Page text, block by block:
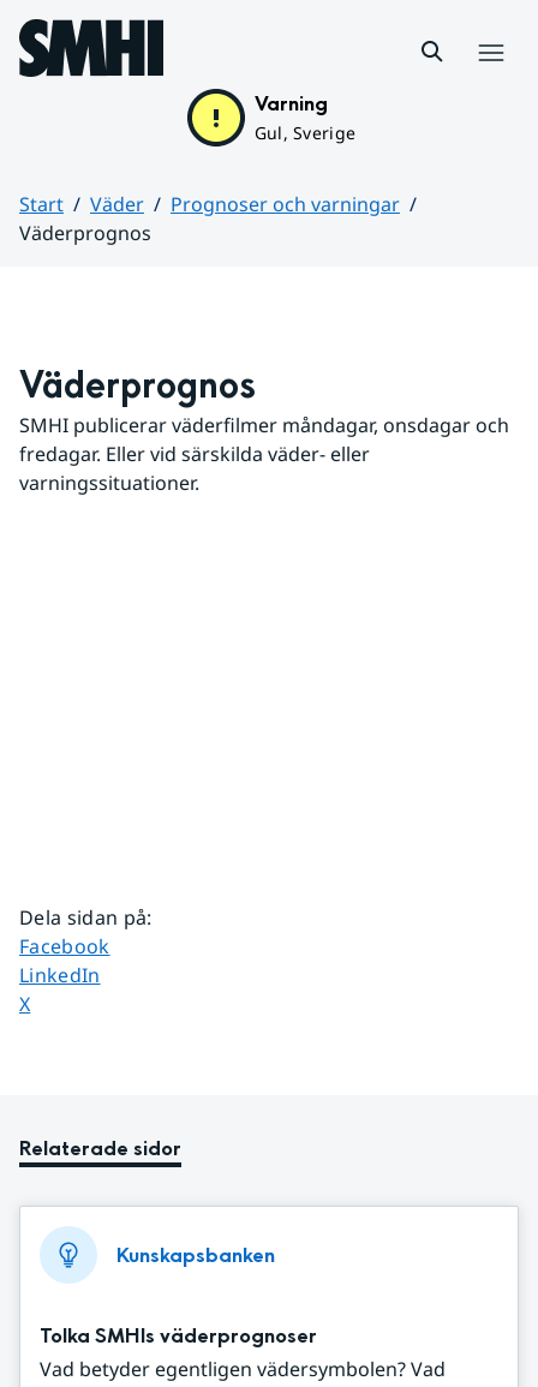
Hoppa till sidans innehåll
Varning
Gul, Sverige
Start Väder
Prognoser och varningar
Väderprognos
Väderprognos
SMHI publicerar väderfilmer måndagar, onsdagar och
fredagar. Eller vid särskilda väder- eller
varningssituationer.
Dela sidan på:
Dela sidan på
Facebook
Dela sidan på
LinkedIn
Dela sidan på
X
Relaterade sidor
Kunskapsbanken
Tolka SMHIs väderprognoser
Vad betyder egentligen vädersymbolen? Vad